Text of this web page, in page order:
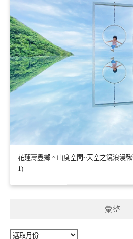
花蓮壽豐鄉。山度空間~天空之鏡浪漫
1)
彙整
彙